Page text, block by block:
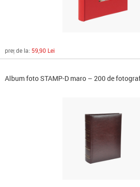
preț de la: 59,90 Lei
Album foto STAMP-D maro – 200 de